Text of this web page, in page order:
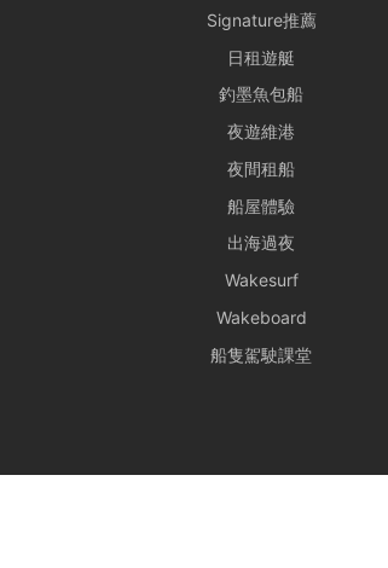
Signature推薦
日租遊艇
釣墨魚包船
夜遊維港
夜間租船
船屋體驗
出海過夜
Wakesurf
Wakeboard
船隻駕駛課堂